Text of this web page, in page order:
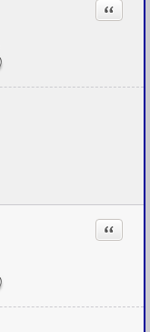
Citation
Citation